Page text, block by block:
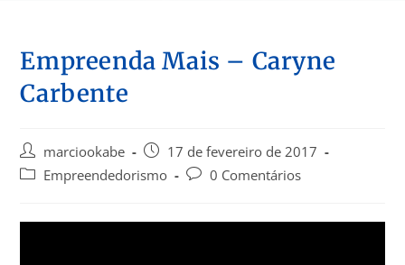
Empreenda Mais – Caryne
Carbente
marciookabe
17 de fevereiro de 2017
Empreendedorismo
0 Comentários